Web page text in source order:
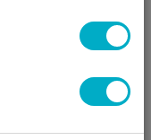
AJÁNDÉKOT